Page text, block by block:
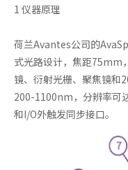
1 仪器原理
荷兰Avantes公司的
式光路设计，焦距75mm
镜、衍射光栅、聚焦镜和
200-1100nm，分辨率可
和I/O外触发同步接口。